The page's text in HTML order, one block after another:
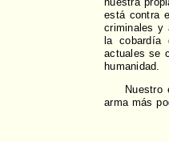
está contra
criminales y
la cobardía
actuales se
humanidad.
Nuestro
arma más